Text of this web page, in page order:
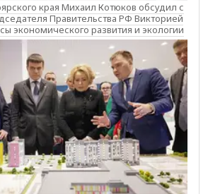
края Михаил Котюков обсудил с
Правительства РФ Викторией
экономического развития и экологии